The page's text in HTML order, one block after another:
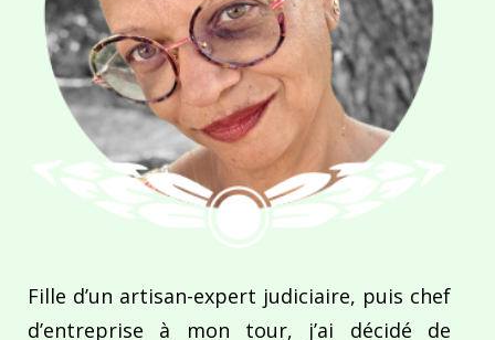
Fille d’un artisan-expert judiciaire, puis chef
d’entreprise à mon tour, j’ai décidé de